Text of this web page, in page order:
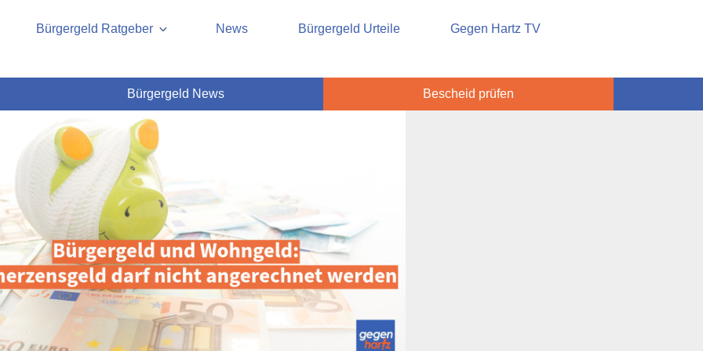
Rente, Pflege und Grundsicherung
und Rente
Bürgergeld Ratgeber News Bürgergeld Urteile Gegen Hartz TV
Bürgergeld News Bescheid prüfen